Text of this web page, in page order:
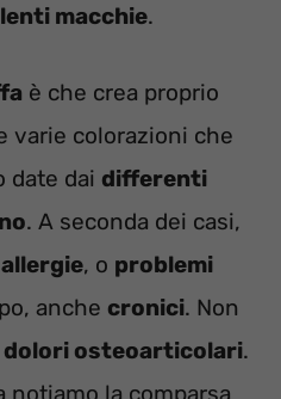
macchie.
è che crea proprio
varie colorazioni che
date dai differenti
. A seconda dei casi,
allergie, o problemi
anche cronici. Non
dolori osteoarticolari.